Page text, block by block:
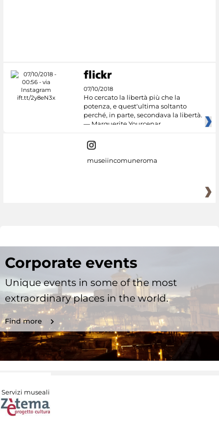
07/10/2018
Ho cercato la libertà più che la
potenza, e quest'ultima soltanto
perché, in parte, secondava la libertà.
— Marguerite Yourcenar
museiincomuneroma
Corporate events
Unique events in some of the most
extraordinary places in the world.
Find more
Servizi museali